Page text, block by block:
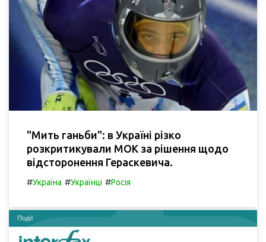
"Мить ганьби": в Україні різко
розкритикували МОК за рішення щодо
відсторонення Гераскевича.
#Україна #Українці #Росія